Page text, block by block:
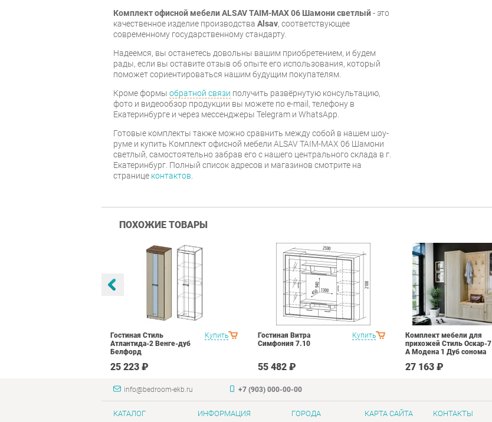
Комплект офисной мебели ALSAV TAIM-MAX 06 Шамони светлый- это
качественное изделие производства Alsav, соответствующее
современному государственному стандарту.
Надеемся, вы останетесь довольны вашим приобретением, и будем
рады, если вы оставите отзыв об опыте его использования, который
поможет сориентироваться нашим будущим покупателям.
Кроме формы обратной связи получить развёрнутую консультацию,
фото и видеообзор продукции вы можете по e-mail, телефону в
Екатеринбурге и через мессенджеры Telegram и WhatsApp.
Готовые комплекты также можно сравнить между собой в нашем шоу-
руме и купить Комплект офисной мебели ALSAV TAIM-MAX 06 Шамони
светлый, самостоятельно забрав его с нашего центрального склада в г.
Екатеринбург. Полный список адресов и магазинов смотрите на
странице контактов.
ПОХОЖИЕ ТОВАРЫ
Купить
Гостиная Стиль
Атлантида-2 Венге-дуб
Белфорд
25 223 ₽
Купить
Гостиная Витра
Симфония 7.10
55 482 ₽
Комплект мебели для
прихожей Стиль Оскар-7
А Модена 1 Дуб сонома
27 163 ₽
info@bedroom-ekb.ru +7 (903) 000-00-00
КАТАЛОГ ИНФОРМАЦИЯ ГОРОДА КАРТА САЙТА КОНТАКТЫ